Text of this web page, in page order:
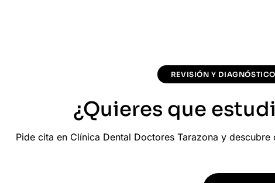
REVISIÓN Y
¿Quieres que
Pide cita en Clínica Dental Doctores Tarazona y